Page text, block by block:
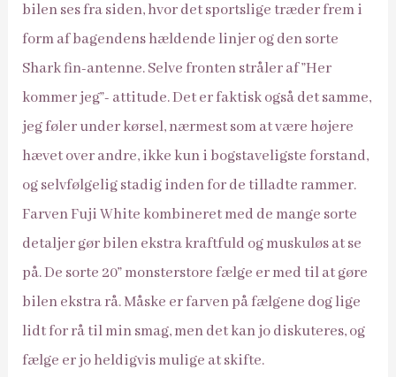
bilen ses fra siden, hvor det sportslige træder frem i
form af bagendens hældende linjer og den sorte
Shark fin-antenne. Selve fronten stråler af ”Her
kommer jeg”- attitude. Det er faktisk også det samme,
jeg føler under kørsel, nærmest som at være højere
hævet over andre, ikke kun i bogstaveligste forstand,
og selvfølgelig stadig inden for de tilladte rammer.
Farven Fuji White kombineret med de mange sorte
detaljer gør bilen ekstra kraftfuld og muskuløs at se
på. De sorte 20” monsterstore fælge er med til at gøre
bilen ekstra rå. Måske er farven på fælgene dog lige
lidt for rå til min smag, men det kan jo diskuteres, og
fælge er jo heldigvis mulige at skifte.